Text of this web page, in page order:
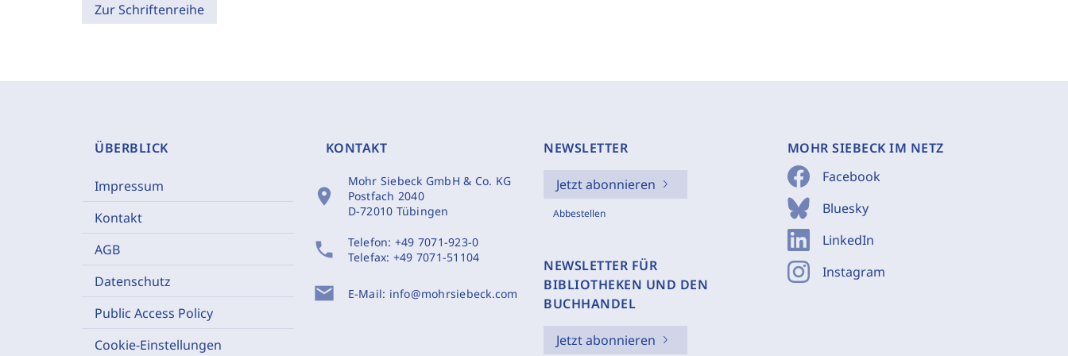
Zur Schriftenreihe
ÜBERBLICK
Impressum
Kontakt
AGB
Datenschutz
Public Access Policy
Cookie-Einstellungen
KONTAKT
location_on
Mohr Siebeck GmbH & Co. KG
Postfach 2040
D-72010 Tübingen
phone Telefon: +49 7071-923-0
Telefax: +49 7071-51104
mail E-Mail: info@mohrsiebeck.com
NEWSLETTER
Jetzt abonnieren
Abbestellen
NEWSLETTER FÜR
BIBLIOTHEKEN UND DEN
BUCHHANDEL
Jetzt abonnieren
MOHR SIEBECK IM NETZ
Facebook
Bluesky
LinkedIn
Instagram